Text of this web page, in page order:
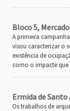
Bloco 5,
A primeira
visou caracterizar o
existência de
como o impacte que
Ermida de
Os trabalhos de